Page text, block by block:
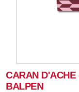
CARAN D'ACHE
BALPEN